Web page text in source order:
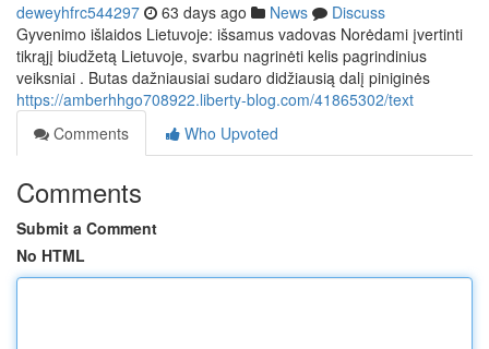
deweyhfrc544297 63 days ago News
Discuss
Gyvenimo išlaidos Lietuvoje: išsamus vadovas Norėdami įvertinti
tikrąjį biudžetą Lietuvoje, svarbu nagrinėti kelis pagrindinius
veiksniai . Butas dažniausiai sudaro didžiausią dalį piniginės
https://amberhhgo708922.liberty-blog.com/41865302/text
Comments
Who Upvoted
Comments
Submit a Comment
No HTML